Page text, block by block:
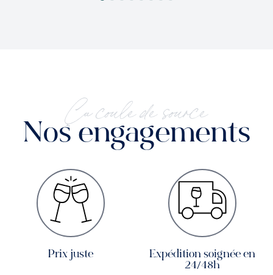
Ça coule de source
Nos engagements
Prix juste
Expédition soignée en
24/48h